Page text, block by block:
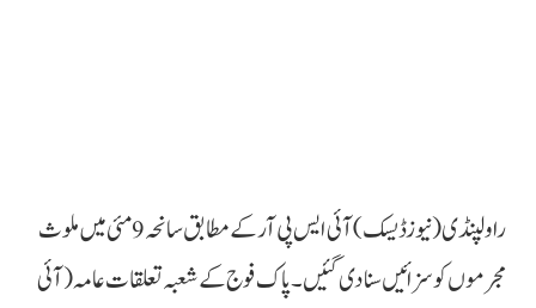
راولپنڈی(نیوزڈیسک) آئی ایس پی آر کے مطابق سانحہ 9 مئی میں ملوث
مجرموں کو سزائیں سنا دی گئیں۔پاک فوج کے شعبہ تعلقات عامہ (آئی